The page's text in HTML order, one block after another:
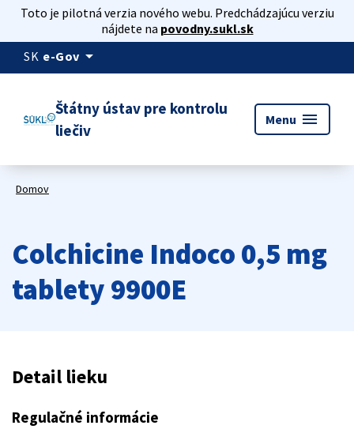
Toto je pilotná verzia nového webu. Predchádzajúcu verziu
nájdete na povodny.sukl.sk
SK e-Gov arrow_drop_down
Štátny ústav pre kontrolu
liečiv
Menu menu
Domov
Colchicine Indoco 0,5 mg
tablety 9900E
Detail lieku
Regulačné informácie